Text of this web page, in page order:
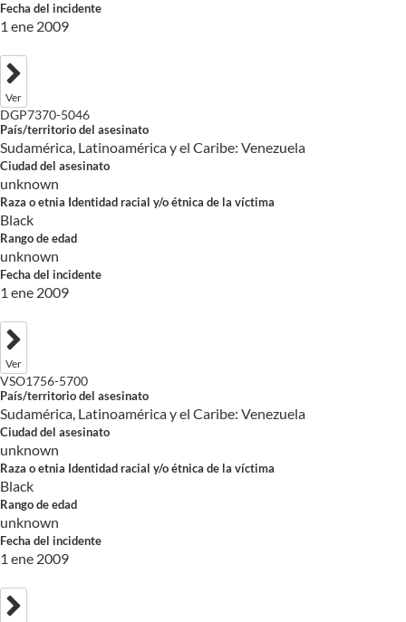
Fecha del incidente
1 ene 2009
Ver
DGP7370-5046
País/territorio del asesinato
Sudamérica, Latinoamérica y el Caribe: Venezuela
Ciudad del asesinato
unknown
Raza o etnia Identidad racial y/o étnica de la víctima
Black
Rango de edad
unknown
Fecha del incidente
1 ene 2009
Ver
VSO1756-5700
País/territorio del asesinato
Sudamérica, Latinoamérica y el Caribe: Venezuela
Ciudad del asesinato
unknown
Raza o etnia Identidad racial y/o étnica de la víctima
Black
Rango de edad
unknown
Fecha del incidente
1 ene 2009